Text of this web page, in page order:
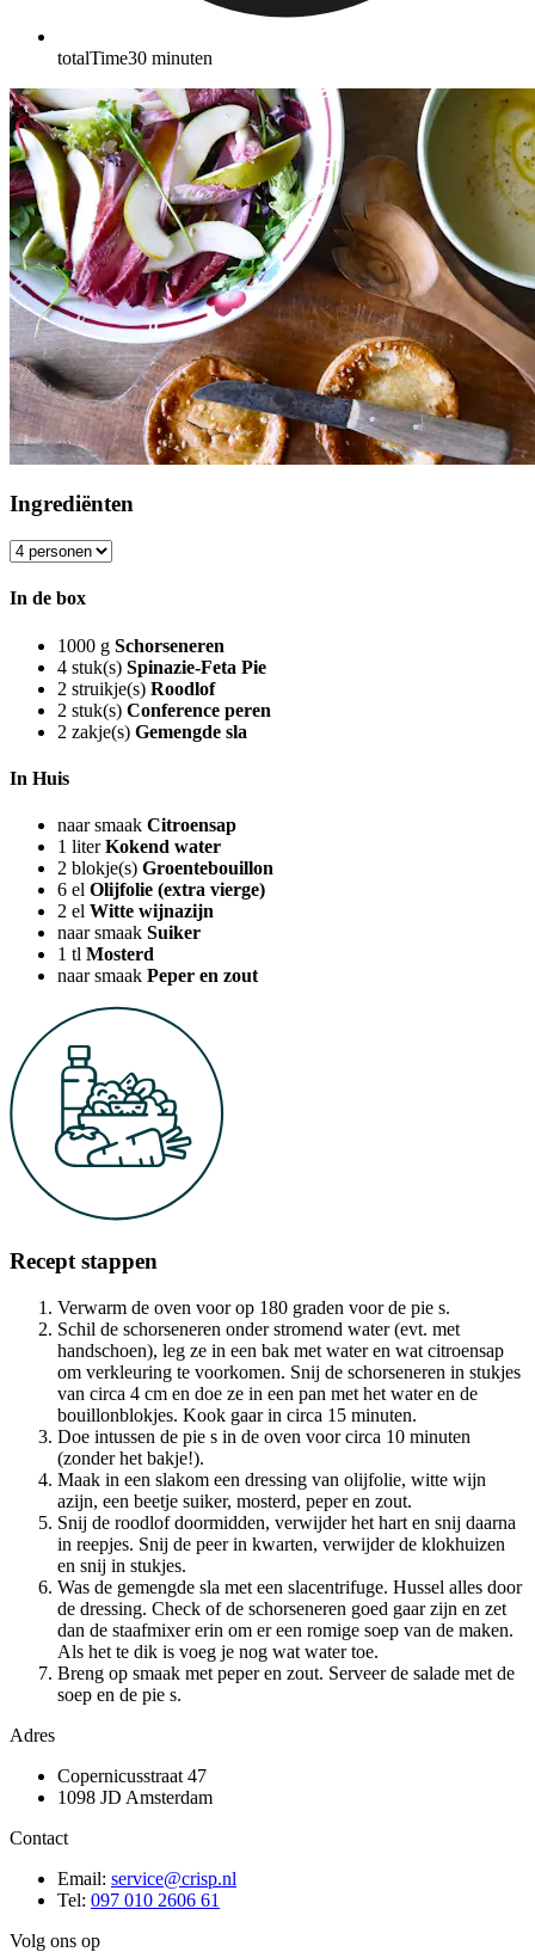
totalTime30 minuten
Ingrediënten
In de box
1000 g Schorseneren
4 stuk(s) Spinazie-Feta Pie
2 struikje(s) Roodlof
2 stuk(s) Conference peren
2 zakje(s) Gemengde sla
In Huis
naar smaak Citroensap
1 liter Kokend water
2 blokje(s) Groentebouillon
6 el Olijfolie (extra vierge)
2 el Witte wijnazijn
naar smaak Suiker
1 tl Mosterd
naar smaak Peper en zout
Recept stappen
Verwarm de oven voor op 180 graden voor de pie s.
Schil de schorseneren onder stromend water (evt. met
handschoen), leg ze in een bak met water en wat citroensap
om verkleuring te voorkomen. Snij de schorseneren in stukjes
van circa 4 cm en doe ze in een pan met het water en de
bouillonblokjes. Kook gaar in circa 15 minuten.
Doe intussen de pie s in de oven voor circa 10 minuten
(zonder het bakje!).
Maak in een slakom een dressing van olijfolie, witte wijn
azijn, een beetje suiker, mosterd, peper en zout.
Snij de roodlof doormidden, verwijder het hart en snij daarna
in reepjes. Snij de peer in kwarten, verwijder de klokhuizen
en snij in stukjes.
Was de gemengde sla met een slacentrifuge. Hussel alles door
de dressing. Check of de schorseneren goed gaar zijn en zet
dan de staafmixer erin om er een romige soep van de maken.
Als het te dik is voeg je nog wat water toe.
Breng op smaak met peper en zout. Serveer de salade met de
soep en de pie s.
Adres
Copernicusstraat 47
1098 JD Amsterdam
Contact
Email: service@crisp.nl
Tel: 097 010 2606 61
Volg ons op